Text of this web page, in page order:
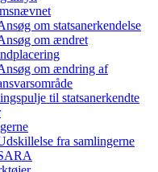
om statsanerkendelse
om ændret
om ændring af
til statsanerkendte
fra samlingerne